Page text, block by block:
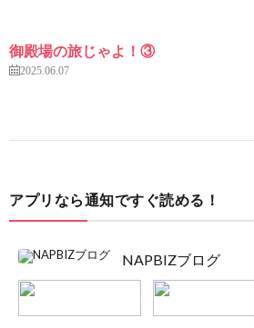
御殿場の旅じゃよ！③
2025.06.07
アプリなら通知ですぐ読める！
NAPBIZブログ